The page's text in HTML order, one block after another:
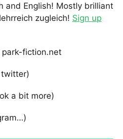
and English! Mostly brilliant
zugleich! Sign up
park-fiction.net
a bit more)